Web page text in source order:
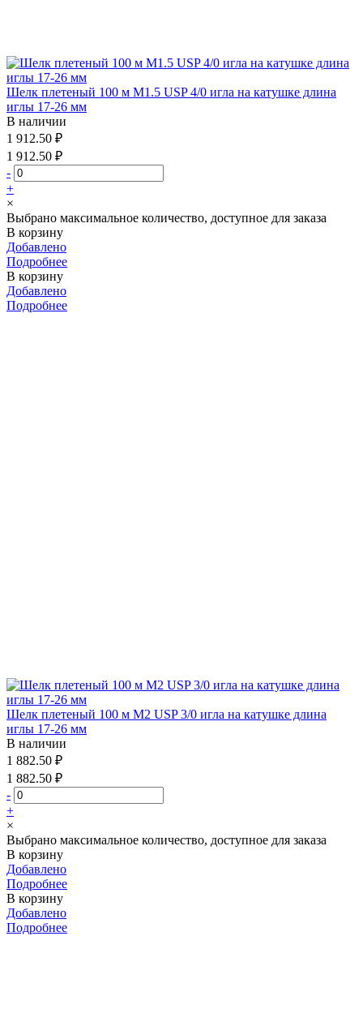
Шелк плетеный 100 м М1.5 USP 4/0 игла на катушке длина
иглы 17-26 мм
В наличии
1 912.50 ₽
1 912.50 ₽
-
+
×
Выбрано максимальное количество, доступное для заказа
В корзину
Добавлено
Подробнее
В корзину
Добавлено
Подробнее
Шелк плетеный 100 м М2 USP 3/0 игла на катушке длина
иглы 17-26 мм
В наличии
1 882.50 ₽
1 882.50 ₽
-
+
×
Выбрано максимальное количество, доступное для заказа
В корзину
Добавлено
Подробнее
В корзину
Добавлено
Подробнее